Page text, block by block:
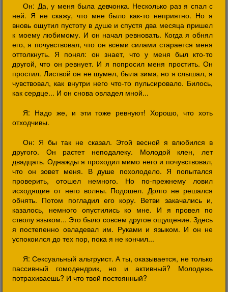
Он: Да, у меня была девчонка. Несколько раз я спал с
ней. Я не скажу, что мне было как-то неприятно. Но я
вновь ощутил пустоту в душе и спустя два месяца пришел
к моему любимому. И он начал ревновать. Когда я обнял
его, я почувствовал, что он всеми силами старается меня
оттолкнуть. Я понял: он знает, что у меня был кто-то
другой, что он ревнует. И я попросил меня простить. Он
простил. Листвой он не шумел, была зима, но я слышал, я
чувствовал, как внутри него что-то пульсировало. Билось,
как сердце... И он снова овладел мной...
Я: Надо же, и эти тоже ревнуют! Хорошо, что хоть
отходчивы.
Он: Я бы так не сказал. Этой весной я влюбился в
другого. Он растет неподалеку. Молодой клен, лет
двадцать. Однажды я проходил мимо него и почувствовал,
что он зовет меня. В душе похолодело. Я попытался
проверить, отошел немного. Но по-прежнему ловил
исходящие от него волны. Подошел. Долго не решался
обнять. Потом погладил его кору. Ветви закачались и,
казалось, немного опустились ко мне. И я провел по
стволу языком... Это было совсем другое ощущение. Здесь
я постепенно овладевал им. Руками и языком. И он не
успокоился до тех пор, пока я не кончил...
Я: Сексуальный альтруист. А ты, оказывается, не только
пассивный гомодендрик, но и активный? Молодежь
потрахиваешь? И что твой постоянный?